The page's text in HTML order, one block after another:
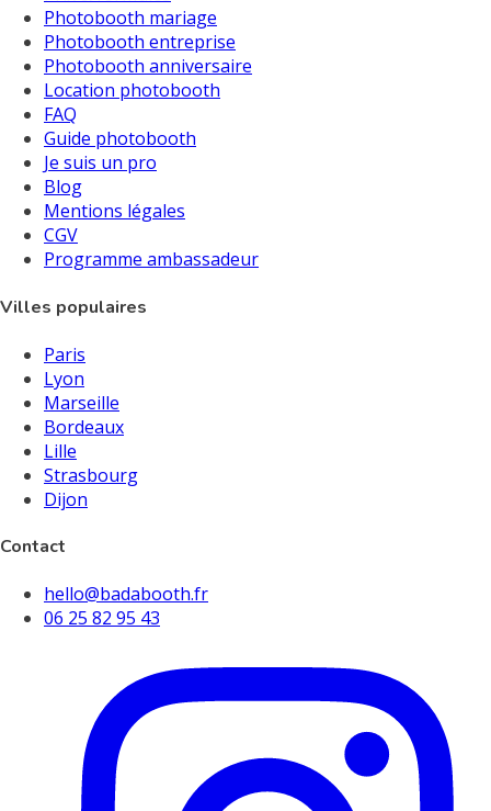
Photobooth mariage
Photobooth entreprise
Photobooth anniversaire
Location photobooth
FAQ
Guide photobooth
Je suis un pro
Blog
Mentions légales
CGV
Programme ambassadeur
Villes populaires
Paris
Lyon
Marseille
Bordeaux
Lille
Strasbourg
Dijon
Contact
hello@badabooth.fr
06 25 82 95 43